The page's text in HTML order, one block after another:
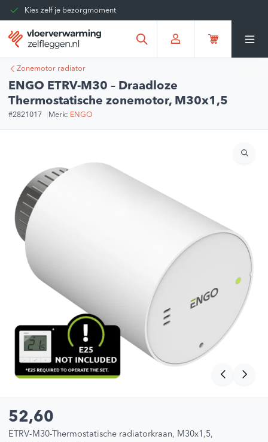
Kies zelf je bezorgmoment
Tot 30 dagen terug te sturen
Gratis verzending vanaf
€375,00*
Zonemotor radiator
ENGO ETRV-M30 – Draadloze
Thermostatische zonemotor, M30x1,5
#2821017 Merk: ENGO
52,60
ETRV-M30-Thermostatische radiatorkraan, M30x1,5,